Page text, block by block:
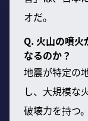
オだ。
Q. 火山の噴
なるのか？
地震が特定の
し、大規模な
破壊力を持つ